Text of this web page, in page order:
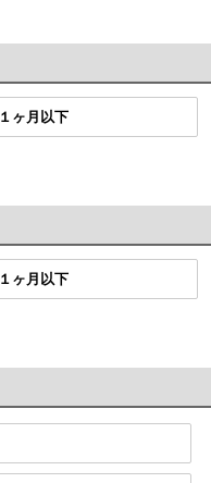
１ヶ月以下
１ヶ月以下